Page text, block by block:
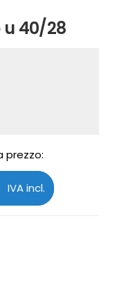
40/28
prezzo: